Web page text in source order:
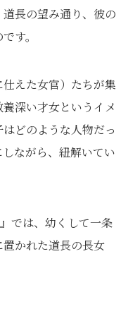
長の望み通り、彼の
す。
えた女官）たちが集
深い才女というイメ
どのような人物だっ
ながら、紐解いてい
では、幼くして一条
かれた道長の長女